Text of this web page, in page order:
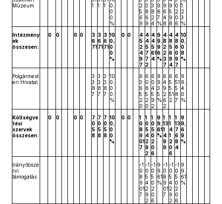
Múzeum
1
1
1
0,
0
0
%
2
5
6
9
3
8
6
9
3
8
2
4
9,
8
7
%
9
6
4
8
9
5
9
8
0
2
0
6
1,
2
3
%
Intézmény
ek
összesen:
0 0 0 0
3
6
71
3
6
71
3
6
71
10
0,
0
0
%
0 0
4
5
2
4
9
7
4
4
5
7
7
2
4
4
5
61
4
9
9,
9
6
%
4
8
2
2
3
7
4
8
5
6
9
4
4
8
6
0
9
7
10
0,
0
8
%
Polgármest
eri Hivatal
3
3
8
7
3
3
8
7
3
3
8
7
10
0,
0
0
%
6
3
6
5
2
0
6
0
8
5
2
0
6
0
4
5
9
2
9
9,
3
5
%
6
4
9
2
6
2
6
5
5
51
2
6
51
5
8
7
9
9,
4
0
%
Költségve
tési
szervek
összesen:
0 0 0 0
7
0
5
8
7
0
5
8
7
0
5
8
10
0,
0
0
%
0 0
1
0
8
9
01
7
1
0
5
4
2
9
2
1
0
5
0
2
0
6
9
9,
61
%
1
13
1
4
9
9
1
1
4
1
2
0
6
1
13
7
6
8
4
9
9,
6
9
%
Irányítósze
rvi
támogatás
-1
0
8
9
01
7
-1
0
5
4
2
9
2
-1
0
5
0
2
0
6
9
9,
61
%
-1
0
8
9
01
7
-1
0
5
4
2
9
2
-1
0
5
0
2
0
6
9
9,
61
%